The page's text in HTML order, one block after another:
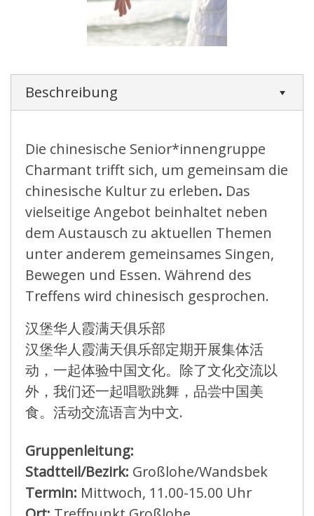
Beschreibung
Die chinesische Senior*innengruppe
Charmant trifft sich, um gemeinsam die
chinesische Kultur zu erleben. Das
vielseitige Angebot beinhaltet neben
dem Austausch zu aktuellen Themen
unter anderem gemeinsames Singen,
Bewegen und Essen. Während des
Treffens wird chinesisch gesprochen.
汉堡华人霞满天俱乐部
汉堡华人霞满天俱乐部定期开展集体活
动，一起体验中国文化。除了文化交流以
外，我们还一起唱歌跳舞，品尝中国美
食。活动交流语言为中文.
Gruppenleitung:
Stadtteil/Bezirk: Großlohe/Wandsbek
Termin: Mittwoch, 11.00-15.00 Uhr